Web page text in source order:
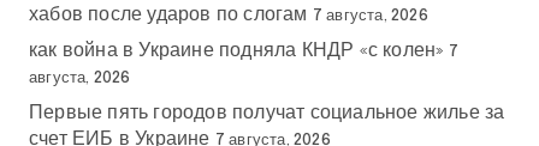
хабов после ударов по слогам 7 августа, 2026
как война в Украине подняла КНДР «с колен» 7
августа, 2026
Первые пять городов получат социальное жилье за
счет ЕИБ в Украине 7 августа, 2026